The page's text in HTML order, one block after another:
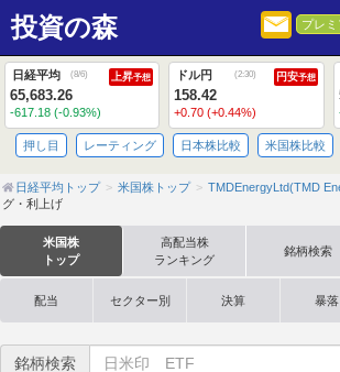
投資の森 プレミ
日経平均 (8/6) 上昇予想
65,683.26
-617.18 (-0.93%)
ドル円 (2:30) 円安予想
158.42
+0.70 (+0.44%)
押し目 レーティング 日本株比較 米国株比較
日経平均トップ 米国株トップ TMDEnergyLtd(TMD
グ・利上げ
米国株
トップ
高配当株
ランキング
銘柄検索
配当 セクター別 決算 暴落
銘柄検索